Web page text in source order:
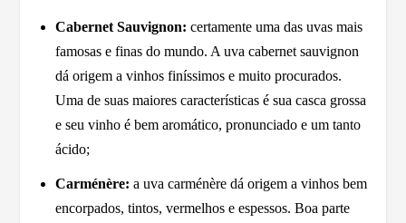
Cabernet Sauvignon: certamente uma das uvas mais
famosas e finas do mundo. A uva cabernet sauvignon
dá origem a vinhos finíssimos e muito procurados.
Uma de suas maiores características é sua casca grossa
e seu vinho é bem aromático, pronunciado e um tanto
ácido;
Carménère: a uva carménère dá origem a vinhos bem
encorpados, tintos, vermelhos e espessos. Boa parte